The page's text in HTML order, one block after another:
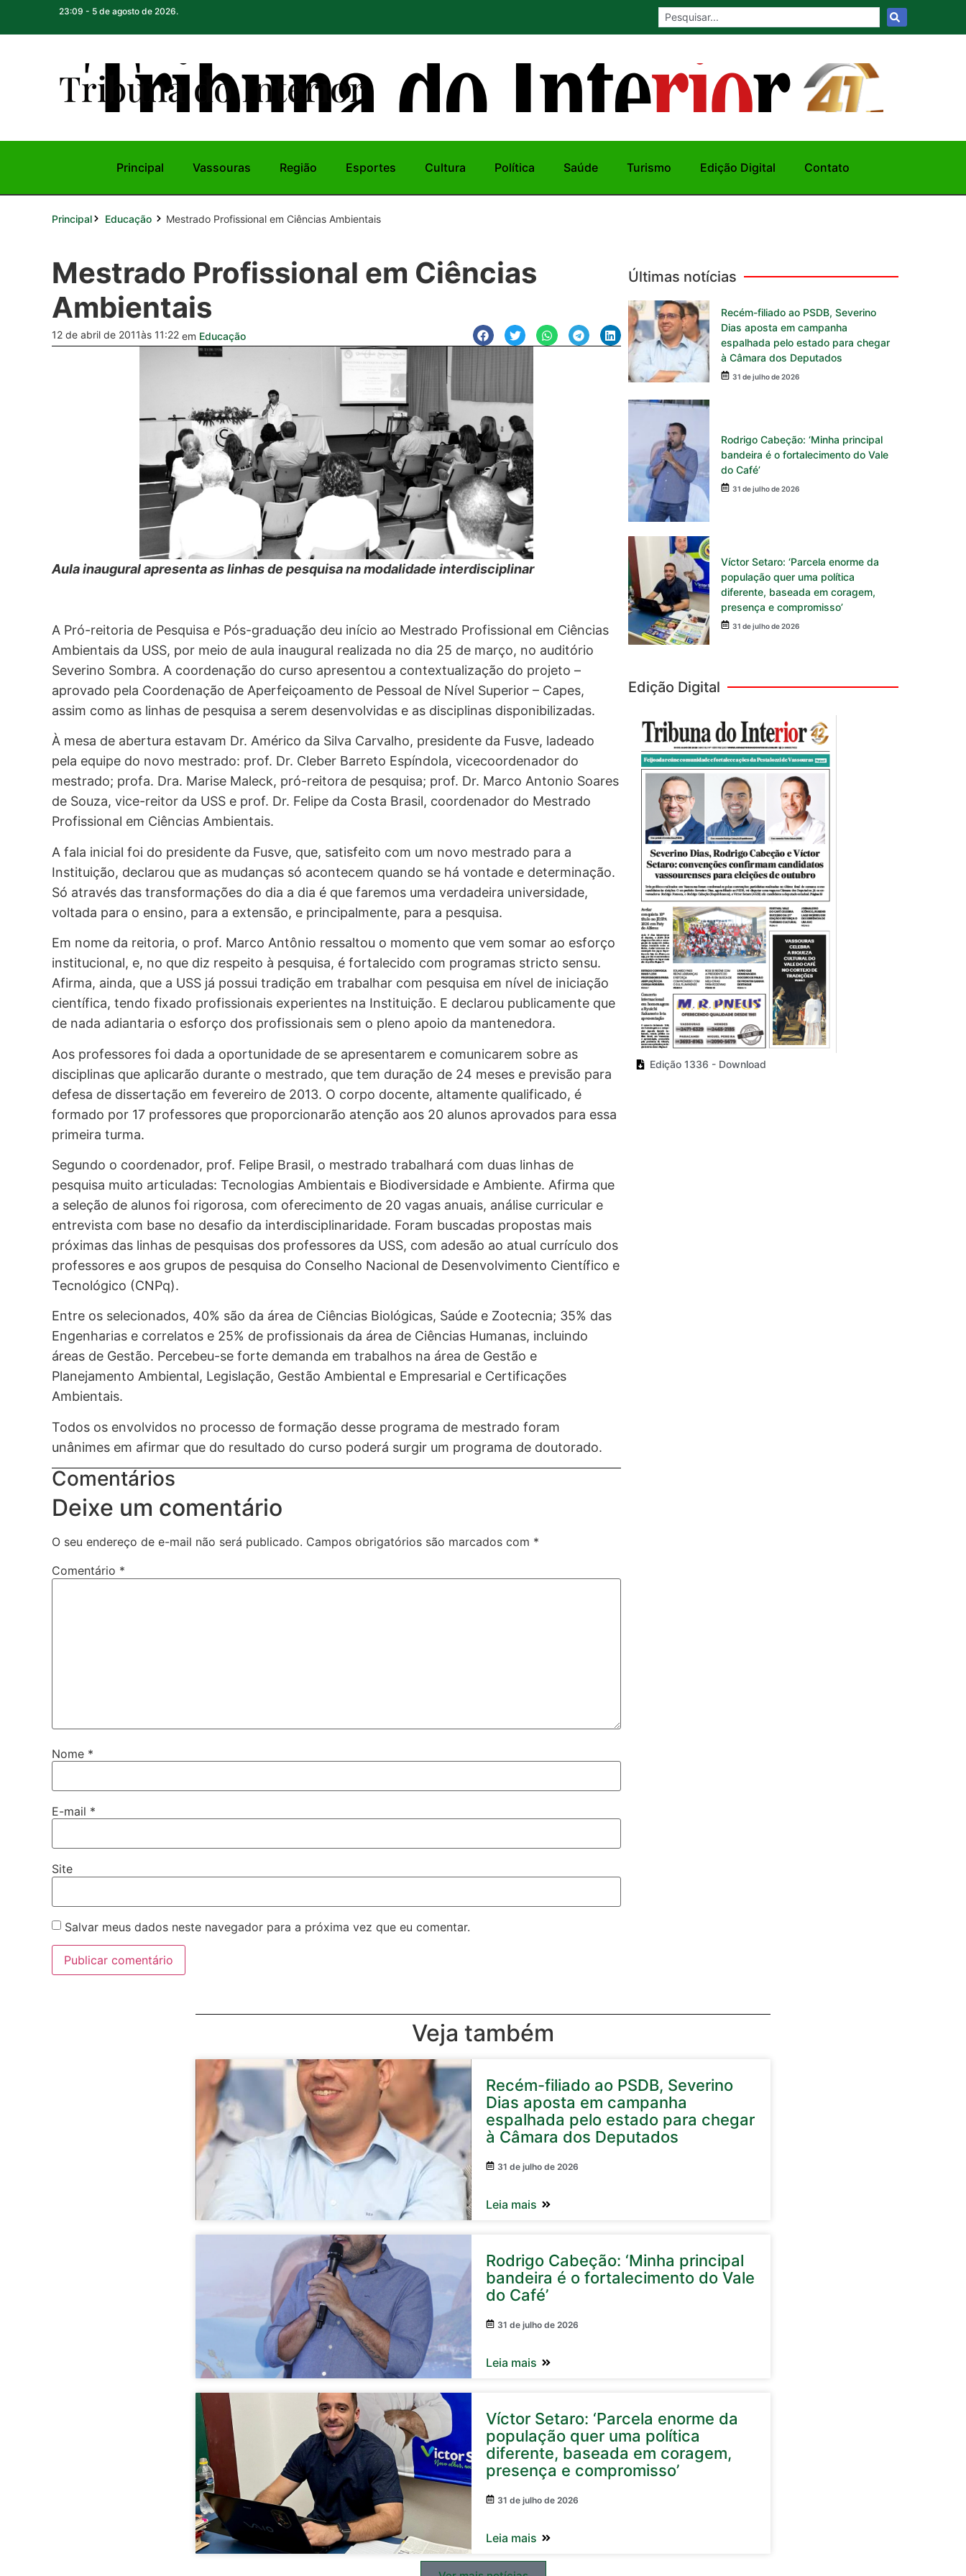
23:09 - 5 de agosto de 2026.
Tribuna do Interior
Principal Vassouras Região Esportes Cultura Política Saúde Turismo Edição Digital Contato
Principal Educação Mestrado Profissional em Ciências Ambientais
Mestrado Profissional em Ciências
Ambientais
12 de abril de 2011às 11:22 em Educação
Aula inaugural apresenta as linhas de pesquisa na modalidade interdisciplinar
A Pró-reitoria de Pesquisa e Pós-graduação deu início ao Mestrado Profissional em Ciências
Ambientais da USS, por meio de aula inaugural realizada no dia 25 de março, no auditório
Severino Sombra. A coordenação do curso apresentou a contextualização do projeto –
aprovado pela Coordenação de Aperfeiçoamento de Pessoal de Nível Superior – Capes,
assim como as linhas de pesquisa a serem desenvolvidas e as disciplinas disponibilizadas.
À mesa de abertura estavam Dr. Américo da Silva Carvalho, presidente da Fusve, ladeado
pela equipe do novo mestrado: prof. Dr. Cleber Barreto Espíndola, vicecoordenador do
mestrado; profa. Dra. Marise Maleck, pró-reitora de pesquisa; prof. Dr. Marco Antonio Soares
de Souza, vice-reitor da USS e prof. Dr. Felipe da Costa Brasil, coordenador do Mestrado
Profissional em Ciências Ambientais.
A fala inicial foi do presidente da Fusve, que, satisfeito com um novo mestrado para a
Instituição, declarou que as mudanças só acontecem quando se há vontade e determinação.
Só através das transformações do dia a dia é que faremos uma verdadeira universidade,
voltada para o ensino, para a extensão, e principalmente, para a pesquisa.
Em nome da reitoria, o prof. Marco Antônio ressaltou o momento que vem somar ao esforço
institucional, e, no que diz respeito à pesquisa, é fortalecido com programas stricto sensu.
Afirma, ainda, que a USS já possui tradição em trabalhar com pesquisa em nível de iniciação
científica, tendo fixado profissionais experientes na Instituição. E declarou publicamente que
de nada adiantaria o esforço dos profissionais sem o pleno apoio da mantenedora.
Aos professores foi dada a oportunidade de se apresentarem e comunicarem sobre as
disciplinas que aplicarão durante o mestrado, que tem duração de 24 meses e previsão para
defesa de dissertação em fevereiro de 2013. O corpo docente, altamente qualificado, é
formado por 17 professores que proporcionarão atenção aos 20 alunos aprovados para essa
primeira turma.
Segundo o coordenador, prof. Felipe Brasil, o mestrado trabalhará com duas linhas de
pesquisa muito articuladas: Tecnologias Ambientais e Biodiversidade e Ambiente. Afirma que
a seleção de alunos foi rigorosa, com oferecimento de 20 vagas anuais, análise curricular e
entrevista com base no desafio da interdisciplinaridade. Foram buscadas propostas mais
próximas das linhas de pesquisas dos professores da USS, com adesão ao atual currículo dos
professores e aos grupos de pesquisa do Conselho Nacional de Desenvolvimento Científico e
Tecnológico (CNPq).
Entre os selecionados, 40% são da área de Ciências Biológicas, Saúde e Zootecnia; 35% das
Engenharias e correlatos e 25% de profissionais da área de Ciências Humanas, incluindo
áreas de Gestão. Percebeu-se forte demanda em trabalhos na área de Gestão e
Planejamento Ambiental, Legislação, Gestão Ambiental e Empresarial e Certificações
Ambientais.
Todos os envolvidos no processo de formação desse programa de mestrado foram
unânimes em afirmar que do resultado do curso poderá surgir um programa de doutorado.
Comentários
Deixe um comentário
O seu endereço de e-mail não será publicado. Campos obrigatórios são marcados com *
Comentário *
Nome *
E-mail *
Site
Salvar meus dados neste navegador para a próxima vez que eu comentar.
Últimas notícias
Recém-filiado ao PSDB, Severino
Dias aposta em campanha
espalhada pelo estado para chegar
à Câmara dos Deputados
31 de julho de 2026
Rodrigo Cabeção: ‘Minha principal
bandeira é o fortalecimento do Vale
do Café’
31 de julho de 2026
Víctor Setaro: ‘Parcela enorme da
população quer uma política
diferente, baseada em coragem,
presença e compromisso’
31 de julho de 2026
Edição Digital
Edição 1336 - Download
Veja também
Recém-filiado ao PSDB, Severino
Dias aposta em campanha
espalhada pelo estado para chegar
à Câmara dos Deputados
31 de julho de 2026
Leia mais
Rodrigo Cabeção: ‘Minha principal
bandeira é o fortalecimento do Vale
do Café’
31 de julho de 2026
Leia mais
Víctor Setaro: ‘Parcela enorme da
população quer uma política
diferente, baseada em coragem,
presença e compromisso’
31 de julho de 2026
Leia mais